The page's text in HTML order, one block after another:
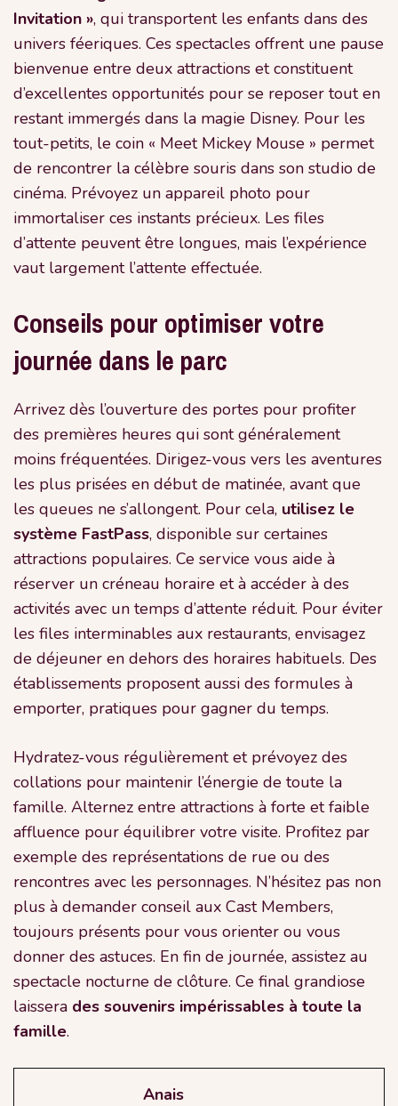
Invitation », qui transportent les enfants dans des
univers féeriques. Ces spectacles offrent une pause
bienvenue entre deux attractions et constituent
d’excellentes opportunités pour se reposer tout en
restant immergés dans la magie Disney. Pour les
tout-petits, le coin « Meet Mickey Mouse » permet
de rencontrer la célèbre souris dans son studio de
cinéma. Prévoyez un appareil photo pour
immortaliser ces instants précieux. Les files
d’attente peuvent être longues, mais l’expérience
vaut largement l’attente effectuée.
Conseils pour optimiser votre
journée dans le parc
Arrivez dès l’ouverture des portes pour profiter
des premières heures qui sont généralement
moins fréquentées. Dirigez-vous vers les aventures
les plus prisées en début de matinée, avant que
les queues ne s’allongent. Pour cela, utilisez le
système FastPass, disponible sur certaines
attractions populaires. Ce service vous aide à
réserver un créneau horaire et à accéder à des
activités avec un temps d’attente réduit. Pour éviter
les files interminables aux restaurants, envisagez
de déjeuner en dehors des horaires habituels. Des
établissements proposent aussi des formules à
emporter, pratiques pour gagner du temps.
Hydratez-vous régulièrement et prévoyez des
collations pour maintenir l’énergie de toute la
famille. Alternez entre attractions à forte et faible
affluence pour équilibrer votre visite. Profitez par
exemple des représentations de rue ou des
rencontres avec les personnages. N’hésitez pas non
plus à demander conseil aux Cast Members,
toujours présents pour vous orienter ou vous
donner des astuces. En fin de journée, assistez au
spectacle nocturne de clôture. Ce final grandiose
laissera des souvenirs impérissables à toute la
famille.
Anais